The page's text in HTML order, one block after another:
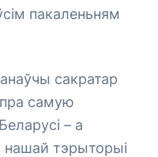
пакаленьням
сакратар
пра самую
– а
нашай тэрыторыі